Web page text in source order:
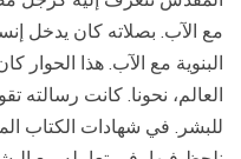
مع الآب. بصلاته كان يدخل
البنوية مع الآب. هذا
العالم، نحونا. كانت
للبشر. في شهادات الكتاب